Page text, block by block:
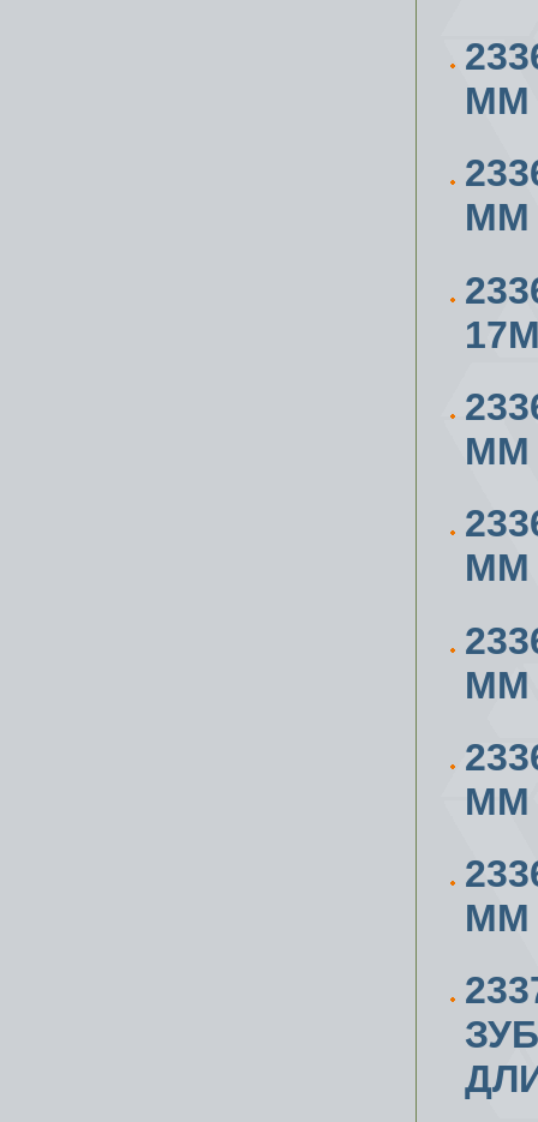
ММ
ММ
ММ
ММ
ММ
ММ
ММ